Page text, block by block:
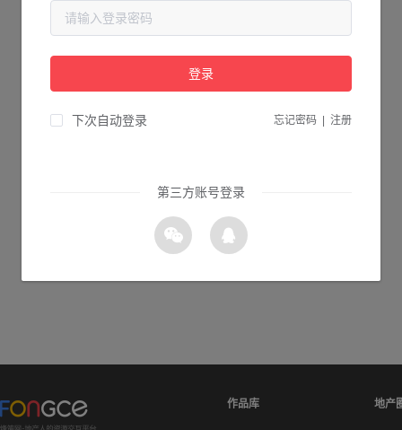
请检查您输入的网址是否正确，或点击下面的按钮返回首页。
作品库 地产
登录
下次自动登录 忘记密码 注册
第三方账号登录